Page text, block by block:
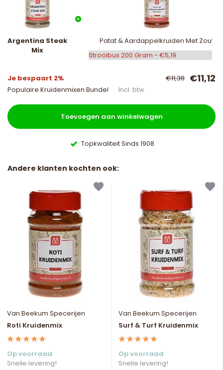
Argentina Steak
Mix
Patat & Aardappelkruiden Met Zout
Je bespaart 2% €11,38 €11,12
Populaire Kruidenmixen Bundel Incl. btw
Toevoegen aan winkelwagen
Topkwaliteit Sinds 1908
Andere klanten kochten ook:
Van Beekum Specerijen
Roti Kruidenmix
Op voorraad
Snelle levering!
Van Beekum Specerijen
Surf & Turf Kruidenmix
Op voorraad
Snelle levering!